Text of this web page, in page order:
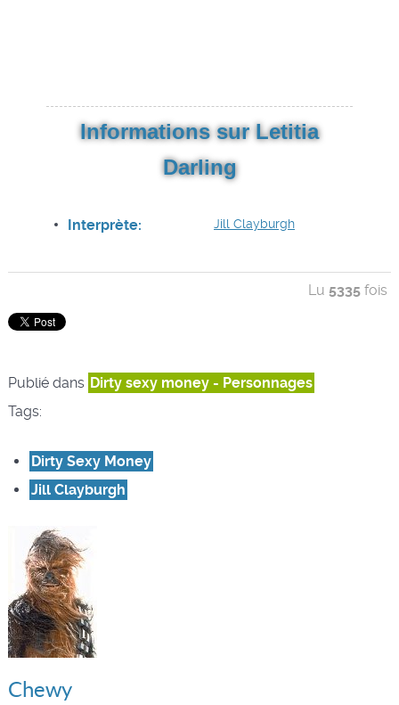
Informations sur Letitia
Darling
Interprète: Jill Clayburgh
Lu 5335 fois
Publié dans Dirty sexy money - Personnages
Tags:
Dirty Sexy Money
Jill Clayburgh
Chewy